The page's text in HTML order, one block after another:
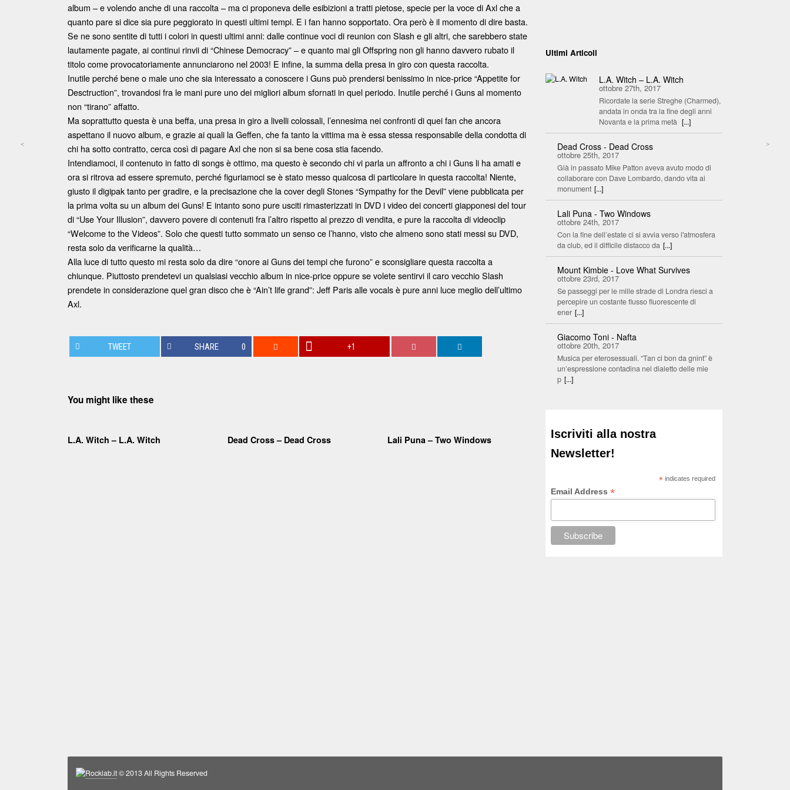
Post navigation
< >
album – e volendo anche di una raccolta – ma ci proponeva delle esibizioni a tratti pietose, specie per la voce di Axl che a
quanto pare si dice sia pure peggiorato in questi ultimi tempi. E i fan hanno sopportato. Ora però è il momento di dire basta.
Se ne sono sentite di tutti i colori in questi ultimi anni: dalle continue voci di reunion con Slash e gli altri, che sarebbero state
lautamente pagate, ai continui rinvii di “Chinese Democracy” – e quanto mai gli Offspring non gli hanno davvero rubato il
titolo come provocatoriamente annunciarono nel 2003! E infine, la summa della presa in giro con questa raccolta.
Inutile perché bene o male uno che sia interessato a conoscere i Guns può prendersi benissimo in nice-price “Appetite for
Desctruction”, trovandosi fra le mani pure uno dei migliori album sfornati in quel periodo. Inutile perché i Guns al momento
non “tirano” affatto.
Ma soprattutto questa è una beffa, una presa in giro a livelli colossali, l’ennesima nei confronti di quei fan che ancora
aspettano il nuovo album, e grazie ai quali la Geffen, che fa tanto la vittima ma è essa stessa responsabile della condotta di
chi ha sotto contratto, cerca così di pagare Axl che non si sa bene cosa stia facendo.
Intendiamoci, il contenuto in fatto di songs è ottimo, ma questo è secondo chi vi parla un affronto a chi i Guns li ha amati e
ora si ritrova ad essere spremuto, perché figuriamoci se è stato messo qualcosa di particolare in questa raccolta! Niente,
giusto il digipak tanto per gradire, e la precisazione che la cover degli Stones “Sympathy for the Devil” viene pubblicata per
la prima volta su un album dei Guns! E intanto sono pure usciti rimasterizzati in DVD i video dei concerti giapponesi del tour
di “Use Your Illusion”, davvero povere di contenuti fra l’altro rispetto al prezzo di vendita, e pure la raccolta di videoclip
“Welcome to the Videos”. Solo che questi tutto sommato un senso ce l’hanno, visto che almeno sono stati messi su DVD,
resta solo da verificarne la qualità…
Alla luce di tutto questo mi resta solo da dire “onore ai Guns dei tempi che furono” e sconsigliare questa raccolta a
chiunque. Piuttosto prendetevi un qualsiasi vecchio album in nice-price oppure se volete sentirvi il caro vecchio Slash
prendete in considerazione quel gran disco che è “Ain’t life grand”: Jeff Paris alle vocals è pure anni luce meglio dell’ultimo
Axl.
TWEET SHARE 0 +1
You might like these
L.A. Witch – L.A. Witch Dead Cross – Dead Cross Lali Puna – Two Windows
Ultimi Articoli
L.A. Witch – L.A. Witch
ottobre 27th, 2017
Ricordate la serie Streghe (Charmed),
andata in onda tra la fine degli anni
Novanta e la prima metà [...]
Dead Cross - Dead Cross
ottobre 25th, 2017
Già in passato Mike Patton aveva avuto modo di
collaborare con Dave Lombardo, dando vita ai
monument [...]
Lali Puna - Two Windows
ottobre 24th, 2017
Con la fine dell’estate ci si avvia verso l'atmosfera
da club, ed il difficile distacco da [...]
Mount Kimbie - Love What Survives
ottobre 23rd, 2017
Se passeggi per le mille strade di Londra riesci a
percepire un costante flusso fluorescente di
ener [...]
Giacomo Toni - Nafta
ottobre 20th, 2017
Musica per eterosessuali. “Tan ci bon da gnint” è
un’espressione contadina nel dialetto delle mie
p [...]
Iscriviti alla nostra
Newsletter!
* indicates required
Email Address*
Rocklab.it© 2013 All Rights Reserved